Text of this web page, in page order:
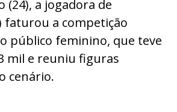
(24), a jogadora de
faturou a competição
público feminino, que teve
mil e reuniu figuras
cenário.